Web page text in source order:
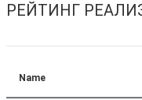
РЕЙТИНГ
Name